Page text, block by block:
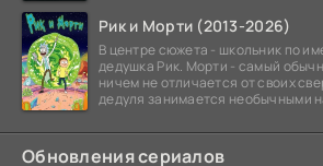
Рик и Морти (2013-2026)
В центре сюжета - школьник по
дедушка Рик. Морти - самый
ничем не отличается от своих
дедуля занимается необычными
Обновления сериалов